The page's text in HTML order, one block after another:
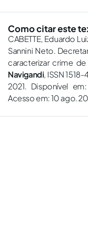
Como citar este
CABETTE, Eduardo
Sannini Neto.
caracterizar crime
Navigandi, ISSN
2021. Disponível em:
Acesso em: 10 ago.